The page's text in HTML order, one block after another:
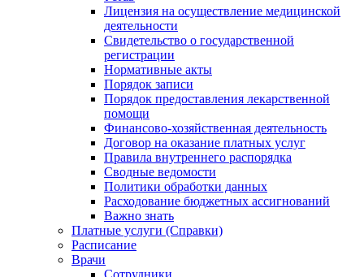
Лицензия на осуществление медицинской
деятельности
Свидетельство о государственной
регистрации
Нормативные акты
Порядок записи
Порядок предоставления лекарственной
помощи
Финансово-хозяйственная деятельность
Договор на оказание платных услуг
Правила внутреннего распорядка
Сводные ведомости
Политики обработки данных
Расходование бюджетных ассигнований
Важно знать
Платные услуги (Справки)
Расписание
Врачи
Сотрудники